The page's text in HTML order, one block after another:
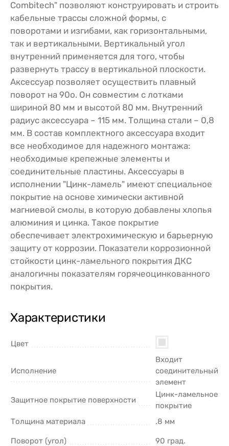
Combitech" позволяют конструировать и строить
кабельные трассы сложной формы, с
поворотами и изгибами, как горизонтальными,
так и вертикальными. Вертикальный угол
внутренний применяется для того, чтобы
развернуть трассу в вертикальной плоскости.
Аксессуар позволяет осуществить плавный
поворот на 90о. Он совместим с лотками
шириной 80 мм и высотой 80 мм. Внутренний
радиус аксессуара – 115 мм. Толщина стали – 0,8
мм. В состав комплектного аксессуара входит
все необходимое для надежного монтажа:
необходимые крепежные элементы и
соединительные пластины. Аксессуары в
исполнении "Цинк-ламель" имеют специальное
покрытие на основе химически активной
магниевой смолы, в которую добавлены хлопья
алюминия и цинка. Такое покрытие
обеспечивает электрохимическую и барьерную
защиту от коррозии. Показатели коррозионной
стойкости цинк-ламельного покрытия ДКС
аналогичны показателям горячеоцинкованного
покрытия.
Характеристики
Цвет
Исполнение
Входит
соединительный
элемент
Защитное покрытие поверхности
Цинк-ламельное
покрытие
Толщина материала
.8 мм
Поворот (угол) 90 град.